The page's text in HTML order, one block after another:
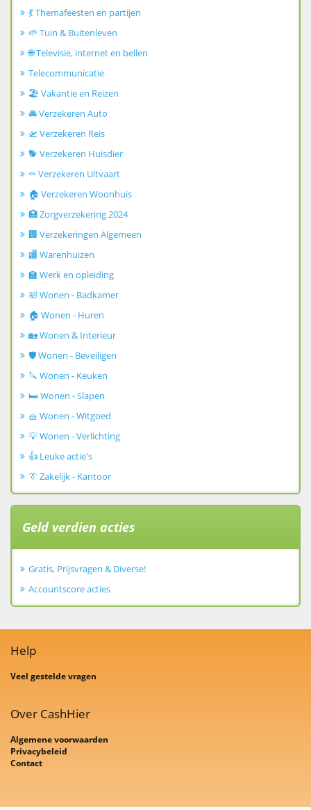
💃 Themafeesten en partijen
🌱 Tuin & Buitenleven
🌐 Televisie, internet en bellen
Telecommunicatie
🏖️ Vakantie en Reizen
🚘 Verzekeren Auto
🛫 Verzekeren Reis
🐕 Verzekeren Huisdier
⚰️ Verzekeren Uitvaart
🏠 Verzekeren Woonhuis
🏥 Zorgverzekering 2024
🏢 Verzekeringen Algemeen
🏬 Warenhuizen
🏫 Werk en opleiding
🛀 Wonen - Badkamer
🏠 Wonen - Huren
🏡 Wonen & Interieur
🛡️ Wonen - Beveiligen
🔪 Wonen - Keuken
🛏️ Wonen - Slapen
🧺 Wonen - Witgoed
💡 Wonen - Verlichting
👍 Leuke actie's
👔 Zakelijk - Kantoor
Geld verdien acties
Gratis, Prijsvragen & Diverse!
Accountscore acties
Help
Veel gestelde vragen
Over CashHier
Algemene voorwaarden
Privacybeleid
Contact